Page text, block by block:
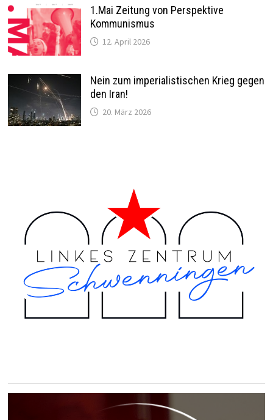
1.Mai Zeitung von Perspektive
Kommunismus
12. April 2026
Nein zum imperialistischen Krieg gegen
den Iran!
20. März 2026